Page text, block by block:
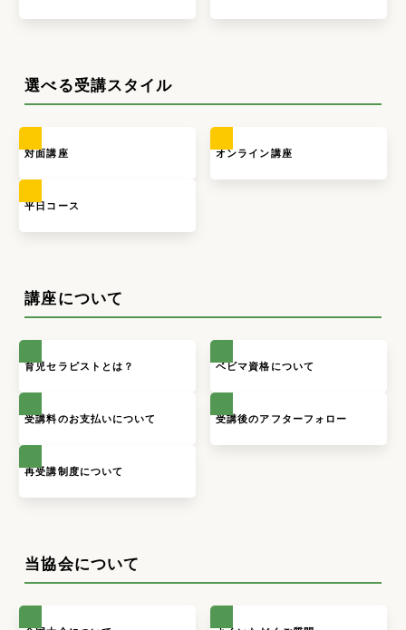
選べる受講スタイル
対面講座 オンライン講座
平日コース
講座について
育児セラピストとは？ ベビマ資格について
受講料のお支払いについて 受講後のアフターフォロー
再受講制度について
当協会について